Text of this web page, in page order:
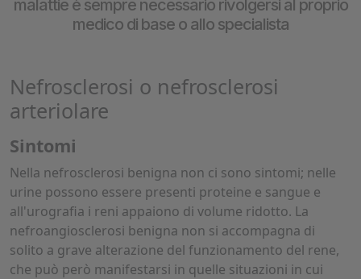
malattie è sempre necessario rivolgersi al proprio
medico di base o allo specialista
Nefrosclerosi o nefrosclerosi
arteriolare
Sintomi
Nella nefrosclerosi benigna non ci sono sintomi; nelle
urine possono essere presenti proteine e sangue e
all'urografia i reni appaiono di volume ridotto. La
nefroangiosclerosi benigna non si accompagna di
solito a grave alterazione del funzionamento del rene,
che può però manifestarsi in quelle situazioni in cui